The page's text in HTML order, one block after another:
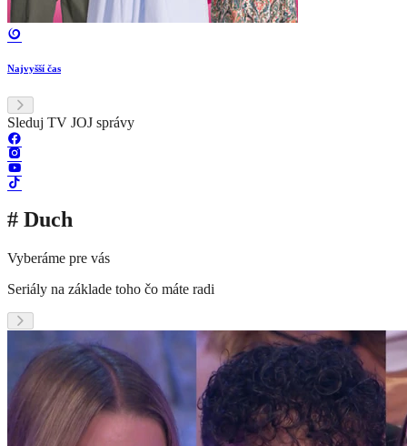
Najvyšší čas
Sleduj TV JOJ správy
# Duch
Vyberáme pre vás
Seriály na základe toho čo máte radi